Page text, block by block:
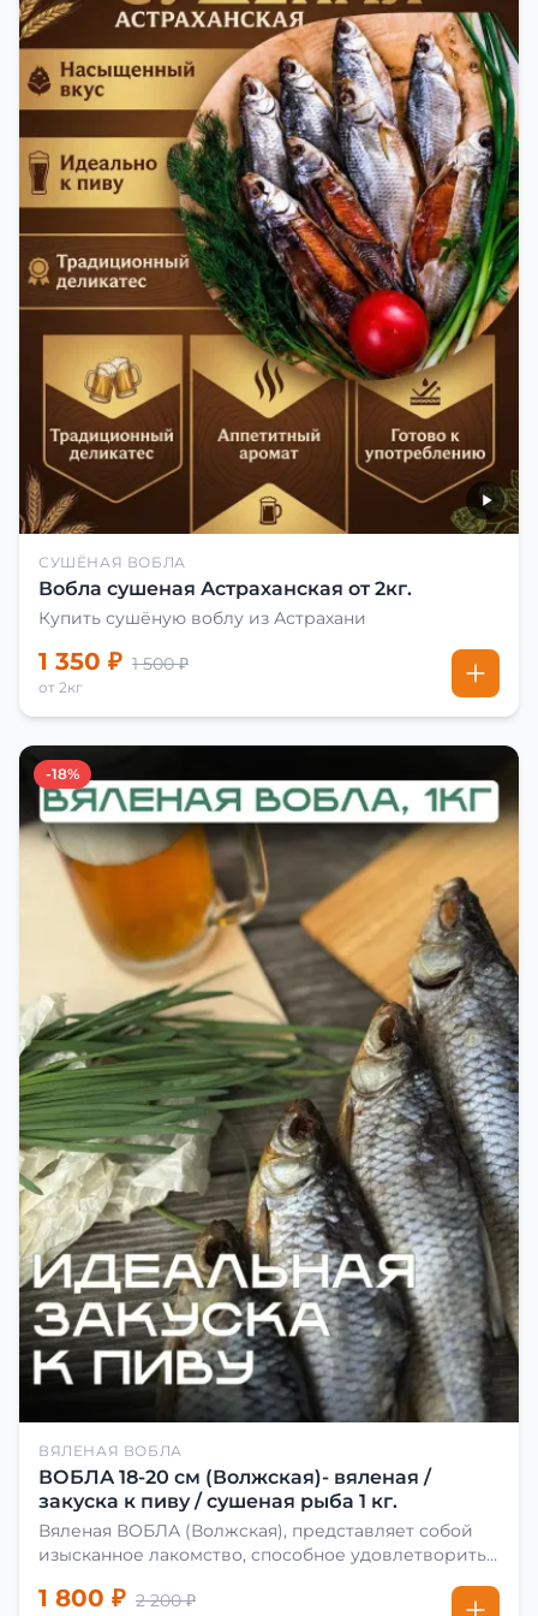
СУШЁНАЯ ВОБЛА
Вобла сушеная Астраханская от 2кг.
Купить сушёную воблу из Астрахани
1 350 ₽ 1 500 ₽
от 2кг
-18%
ВЯЛЕНАЯ ВОБЛА
ВОБЛА 18-20 см (Волжская)- вяленая /
закуска к пиву / сушеная рыба 1 кг.
Вяленая ВОБЛА (Волжская), представляет собой
изысканное лакомство, способное удовлетворить
сделать вяленую воблу, её сначала хорошо солят.
1 800 ₽ 2 200 ₽